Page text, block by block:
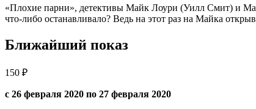
«Плохие парни», детективы Майк Лоури (Уилл Смит) и
что-либо останавливало? Ведь на этот раз на Майка
Ближайший показ
150 ₽
с 26 февраля 2020 по 27 февраля 2020